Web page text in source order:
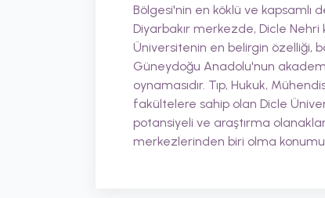
Bölgesi'nin en köklü ve kapsamlı
Diyarbakır merkezde, Dicle Nehri
Üniversitenin en belirgin özelliği,
Güneydoğu Anadolu'nun
oynamasıdır. Tıp, Hukuk,
fakültelere sahip olan Dicle
potansiyeli ve araştırma
merkezlerinden biri olma